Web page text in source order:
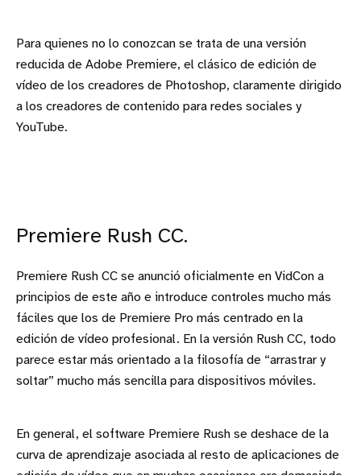
Para quienes no lo conozcan se trata de una versión
reducida de Adobe Premiere, el clásico de edición de
vídeo de los creadores de Photoshop, claramente dirigido
a los creadores de contenido para redes sociales y
YouTube.
Premiere Rush CC.
Premiere Rush CC se anunció oficialmente en VidCon a
principios de este año e introduce controles mucho más
fáciles que los de Premiere Pro más centrado en la
edición de vídeo profesional. En la versión Rush CC, todo
parece estar más orientado a la filosofía de “arrastrar y
soltar” mucho más sencilla para dispositivos móviles.
En general, el software Premiere Rush se deshace de la
curva de aprendizaje asociada al resto de aplicaciones de